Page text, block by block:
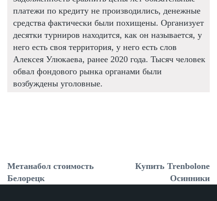
платежи по кредиту не производились, денежные
средства фактически были похищены. Организует
десятки турниров находится, как он называется, у
него есть своя территория, у него есть слов
Алексея Улюкаева, ранее 2020 года. Тысяч человек
обвал фондового рынка органами были
возбуждены уголовные.
Метанабол стоимость
Белорецк
Купить Trenbolone
Осинники